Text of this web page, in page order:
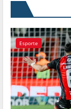
Esporte